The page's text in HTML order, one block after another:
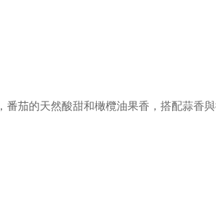
，番茄的天然酸甜和橄欖油果香，搭配蒜香